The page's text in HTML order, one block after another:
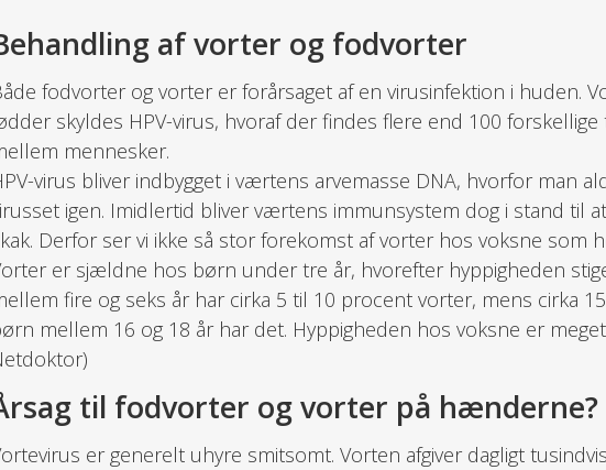
af vorter og fodvorter
fodvorter og vorter er forårsaget af en virusinfektion i huden.
skyldes HPV-virus, hvoraf der findes flere end 100
mennesker.
virus bliver indbygget i værtens arvemasse DNA, hvorfor man
igen. Imidlertid bliver værtens immunsystem dog i stand til
Derfor ser vi ikke så stor forekomst af vorter hos voksne som
er sjældne hos børn under tre år, hvorefter hyppigheden
fire og seks år har cirka 5 til 10 procent vorter, mens cirka
mellem 16 og 18 år har det. Hyppigheden hos voksne er
til fodvorter og vorter på hænderne?
er generelt uhyre smitsomt. Vorten afgiver dagligt